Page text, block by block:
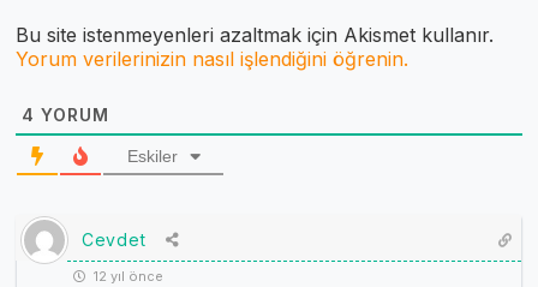
Bu site istenmeyenleri azaltmak için Akismet kullanır.
Yorum verilerinizin nasıl işlendiğini öğrenin.
4 YORUM
Eskiler
Cevdet
12 yıl önce